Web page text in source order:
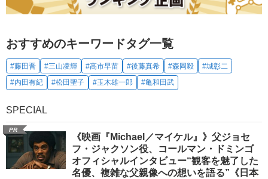
おすすめのキーワードタグ一覧
#藤田晋 #三山凌輝 #高市早苗 #後藤真希 #森岡毅
#城彰二
#内田有紀
#松田聖子 #玉木雄一郎 #亀和田武
SPECIAL
PR
《映画『Michael／マイケル』》父ジョセ
フ・ジャクソン役、コールマン・ドミンゴ
オフィシャルインタビュー“観客を魅了した
名優、複雑な父親像への想いを語る”《日本